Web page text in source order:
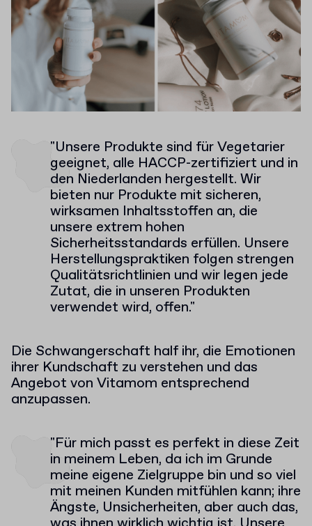
"Unsere Produkte sind für Vegetarier
geeignet, alle HACCP-zertifiziert und in
den Niederlanden hergestellt. Wir
bieten nur Produkte mit sicheren,
wirksamen Inhaltsstoffen an, die
unsere extrem hohen
Sicherheitsstandards erfüllen. Unsere
Herstellungspraktiken folgen strengen
Qualitätsrichtlinien und wir legen jede
Zutat, die in unseren Produkten
verwendet wird, offen."
Die Schwangerschaft half ihr, die Emotionen
ihrer Kundschaft zu verstehen und das
Angebot von Vitamom entsprechend
anzupassen.
"Für mich passt es perfekt in diese Zeit
in meinem Leben, da ich im Grunde
meine eigene Zielgruppe bin und so viel
mit meinen Kunden mitfühlen kann; ihre
Ängste, Unsicherheiten, aber auch das,